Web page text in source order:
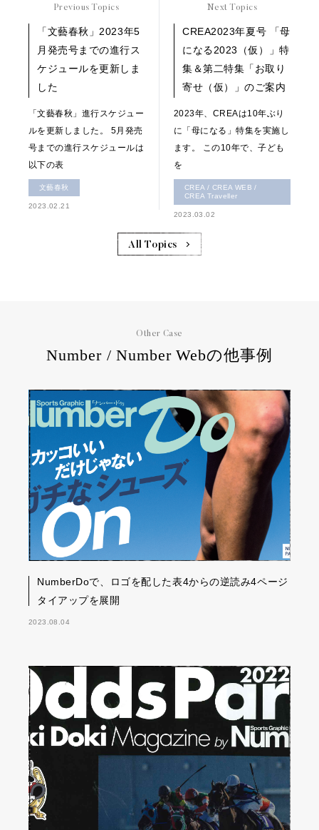
Previous Topics
「文藝春秋」2023年5
月発売号までの進行ス
ケジュールを更新しま
した
「文藝春秋」進行スケジュー
ルを更新しました。 5月発売
号までの進行スケジュールは
以下の表
文藝春秋
2023.02.21
Next Topics
CREA2023年夏号 「母
になる2023（仮）」特
集＆第二特集「お取り
寄せ（仮）」のご案内
2023年、CREAは10年ぶり
に「母になる」特集を実施し
ます。 この10年で、子ども
を
CREA / CREA WEB /
CREA Traveller
2023.03.02
All Topics
Other Case
Number / Number Webの他事例
NumberDoで、ロゴを配した表4からの逆読み4ページ
タイアップを展開
2023.08.04